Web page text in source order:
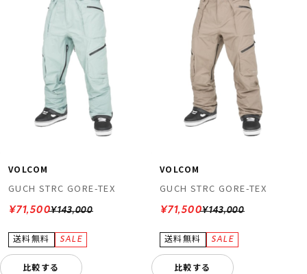
VOLCOM
GUCH STRC GORE-TEX
¥143,000
¥71,500
比較する
VOLCOM
GUCH STRC GORE-TEX
¥143,000
¥71,500
比較する